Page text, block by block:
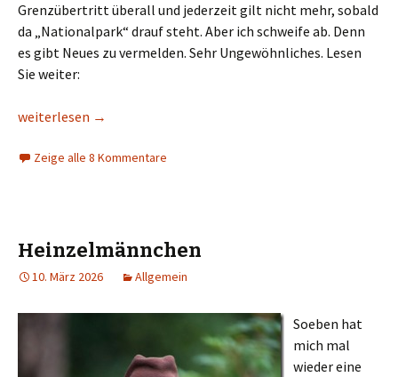
Grenzübertritt überall und jederzeit gilt nicht mehr, sobald
da „Nationalpark“ drauf steht. Aber ich schweife ab. Denn
es gibt Neues zu vermelden. Sehr Ungewöhnliches. Lesen
Sie weiter:
Hoffnung für den Großen Winterberg
weiterlesen →
Zeige alle 8 Kommentare
Heinzelmännchen
10. März 2026 Allgemein
Soeben hat
mich mal
wieder eine